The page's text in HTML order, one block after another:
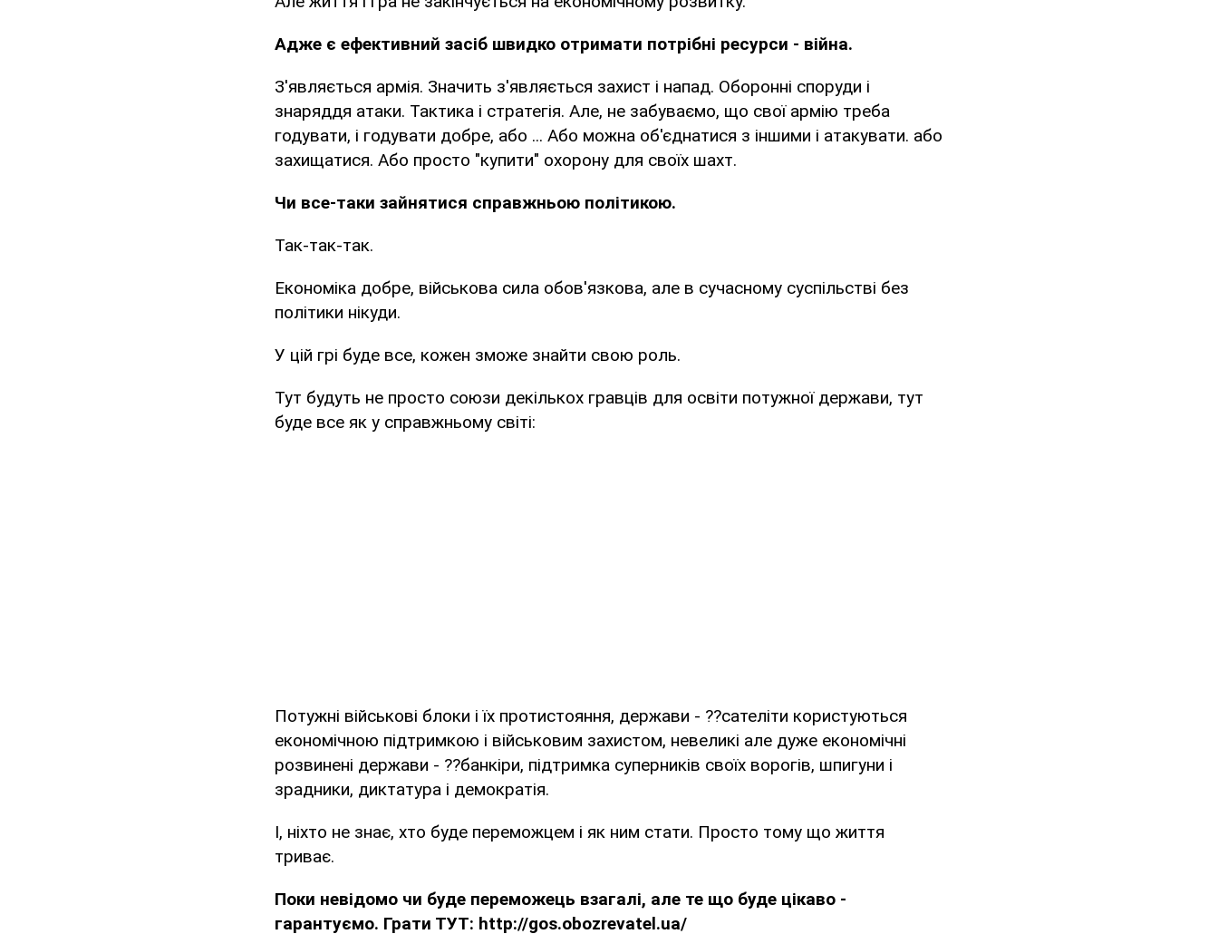
Адже є ефективний засіб швидко отримати потрібні ресурси - війна.
З'являється армія. Значить з'являється захист і напад. Оборонні споруди і
знаряддя атаки. Тактика і стратегія. Але, не забуваємо, що свої армію треба
годувати, і годувати добре, або ... Або можна об'єднатися з іншими і атакувати. або
захищатися. Або просто "купити" охорону для своїх шахт.
Чи все-таки зайнятися справжньою політикою.
Так-так-так.
Економіка добре, військова сила обов'язкова, але в сучасному суспільстві без
політики нікуди.
У цій грі буде все, кожен зможе знайти свою роль.
Тут будуть не просто союзи декількох гравців для освіти потужної держави, тут
буде все як у справжньому світі:
Потужні військові блоки і їх протистояння, держави - ??сателіти користуються
економічною підтримкою і військовим захистом, невеликі але дуже економічні
розвинені держави - ??банкіри, підтримка суперників своїх ворогів, шпигуни і
зрадники, диктатура і демократія.
І, ніхто не знає, хто буде переможцем і як ним стати. Просто тому що життя
триває.
Поки невідомо чи буде переможець взагалі, але те що буде цікаво -
гарантуємо. Грати ТУТ: http://gos.obozrevatel.ua/